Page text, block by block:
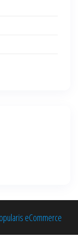
eCommerce